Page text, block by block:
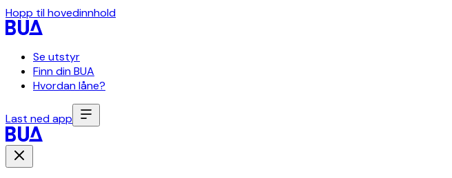
Hopp til hovedinnhold
Se utstyr
Finn din BUA
Hvordan låne?
Last ned app